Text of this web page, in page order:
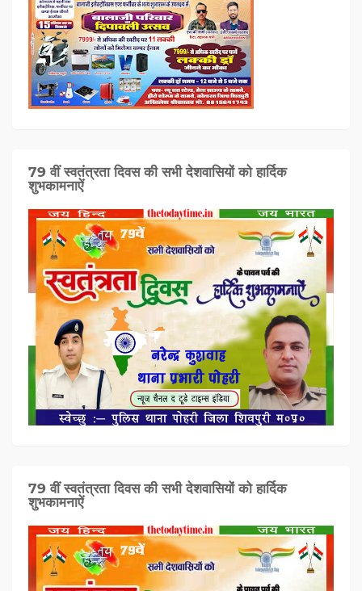
79 वीं स्वतंत्रता दिवस की सभी देशवासियों को हार्दिक
शुभकामनाऐं
79 वीं स्वतंत्रता दिवस की सभी देशवासियों को हार्दिक
शुभकामनाऐं